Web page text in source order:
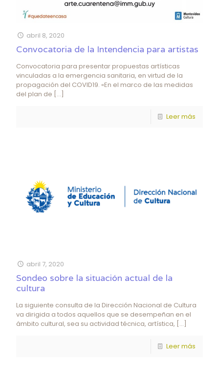
abril 8, 2020
Convocatoria de la Intendencia para artistas
Convocatoria para presentar propuestas artísticas
vinculadas a la emergencia sanitaria, en virtud de la
propagación del COVID19. «En el marco de las medidas
del plan de […]
Leer más
abril 7, 2020
Sondeo sobre la situación actual de la
cultura
La siguiente consulta de la Dirección Nacional de Cultura
va dirigida a todos aquellos que se desempeñan en el
ámbito cultural, sea su actividad técnica, artística, […]
Leer más